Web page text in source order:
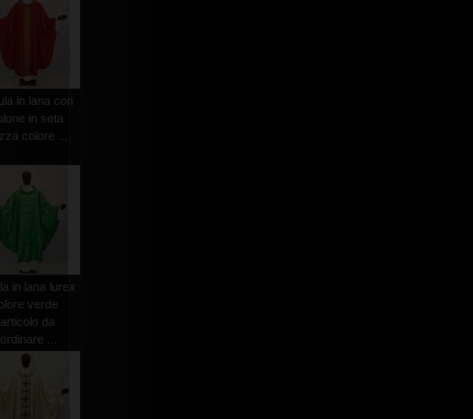
in lana con
in seta
colore ...
in lana lurex
verde
da
...